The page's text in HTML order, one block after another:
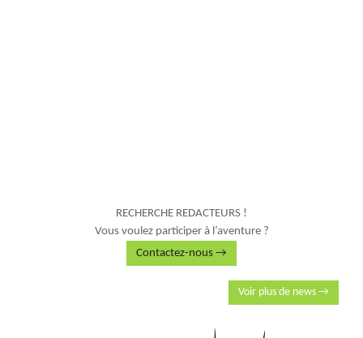
RECHERCHE REDACTEURS !
Vous voulez participer à l’aventure ?
Contactez-nous →
Voir plus de news →